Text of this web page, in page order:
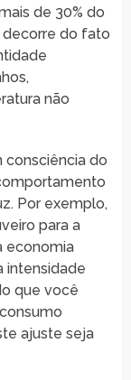
de 30% do
decorre do fato
não
consciência do
Por exemplo,
para a
economia
intensidade
que você
ajuste seja